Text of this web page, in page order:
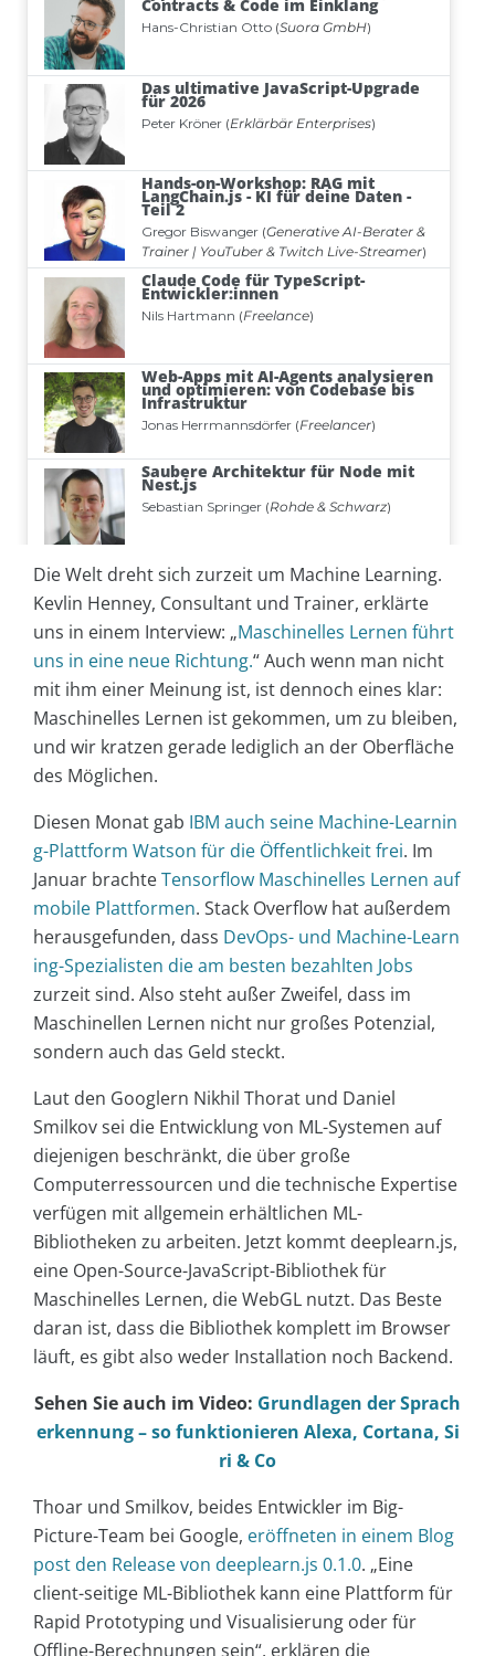
Die Welt dreht sich zurzeit um Machine Learning.
Kevlin Henney, Consultant und Trainer, erklärte
uns in einem Interview: „Maschinelles Lernen führt
uns in eine neue Richtung.“ Auch wenn man nicht
mit ihm einer Meinung ist, ist dennoch eines klar:
Maschinelles Lernen ist gekommen, um zu bleiben,
und wir kratzen gerade lediglich an der Oberfläche
des Möglichen.
Diesen Monat gab IBM auch seine Machine-Learnin
g-Plattform Watson für die Öffentlichkeit frei. Im
Januar brachteTensorflow Maschinelles Lernen auf
mobile Plattformen. Stack Overflow hat außerdem
herausgefunden, dass DevOps- und Machine-Learn
ing-Spezialisten die am besten bezahlten Jobs
zurzeit sind. Also steht außer Zweifel, dass im
Maschinellen Lernen nicht nur großes Potenzial,
sondern auch das Geld steckt.
Laut den Googlern Nikhil Thorat und Daniel
Smilkov sei die Entwicklung von ML-Systemen auf
diejenigen beschränkt, die über große
Computerressourcen und die technische Expertise
verfügen mit allgemein erhältlichen ML-
Bibliotheken zu arbeiten. Jetzt kommt deeplearn.js,
eine Open-Source-JavaScript-Bibliothek für
Maschinelles Lernen, die WebGL nutzt. Das Beste
daran ist, dass die Bibliothek komplett im Browser
läuft, es gibt also weder Installation noch Backend.
Sehen Sie auch im Video: Grundlagen der Sprach
erkennung – so funktionieren Alexa, Cortana, Si
ri & Co
Thoar und Smilkov, beides Entwickler im Big-
Picture-Team bei Google, eröffneten in einem Blog
post den Release von deeplearn.js 0.1.0. „Eine
client-seitige ML-Bibliothek kann eine Plattform für
Rapid Prototyping und Visualisierung oder für
Offline-Berechnungen sein“, erklären die